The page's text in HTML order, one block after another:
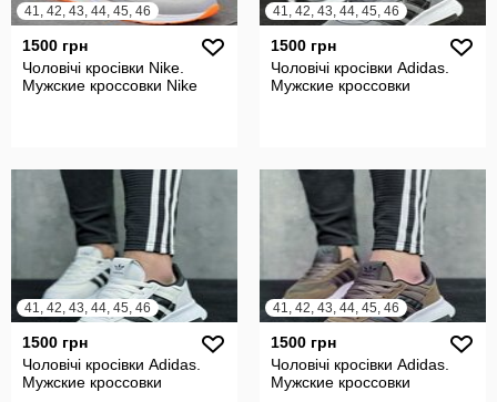
41, 42, 43, 44, 45, 46
1500 грн
Чоловічі кросівки Nike.
Мужские кроссовки Nike
41, 42, 43, 44, 45, 46
1500 грн
Чоловічі кросівки Adidas.
Мужские кроссовки
41, 42, 43, 44, 45, 46
1500 грн
Чоловічі кросівки Adidas.
Мужские кроссовки
41, 42, 43, 44, 45, 46
1500 грн
Чоловічі кросівки Adidas.
Мужские кроссовки